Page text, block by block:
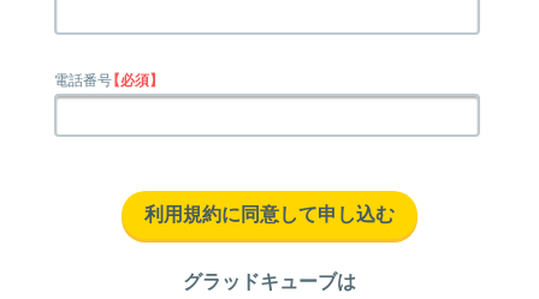
電話番号【必須】
利用規約に同意して申し込む
グラッドキューブは